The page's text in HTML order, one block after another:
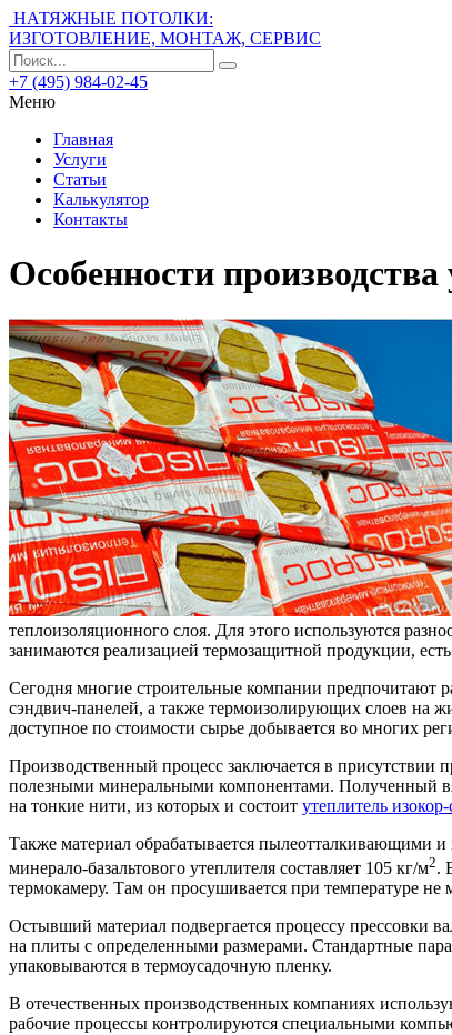
НАТЯЖНЫЕ ПОТОЛКИ:
ИЗГОТОВЛЕНИЕ, МОНТАЖ, СЕРВИС
+7 (495) 984-02-45
Меню
Главная
Услуги
Статьи
Калькулятор
Контакты
Особенности
теплоизоляционного слоя. Для этого используются
занимаются реализацией термозащитной продукции,
Сегодня многие строительные компании предпочитают
сэндвич-панелей, а также термоизолирующих слоев на
доступное по стоимости сырье добывается во многих
Производственный процесс заключается в присутствии
полезными минеральными компонентами. Полученный
на тонкие нити, из которых и состоит утеплитель изокор-
Также материал обрабатывается пылеотталкивающими
минерало-базальтового утеплителя составляет 105 кг/м2.
термокамеру. Там он просушивается при температуре не
Остывший материал подвергается процессу прессовки
на плиты с определенными размерами. Стандартные
упаковываются в термоусадочную пленку.
В отечественных производственных компаниях
рабочие процессы контролируются специальными